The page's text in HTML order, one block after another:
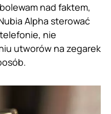
nad faktem,
Alpha sterować
nie
utworów na zegarek